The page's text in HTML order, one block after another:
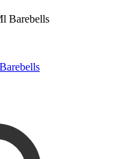
Barebells